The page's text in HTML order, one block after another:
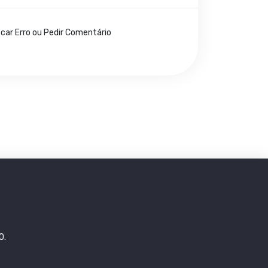
Erro ou Pedir Comentário